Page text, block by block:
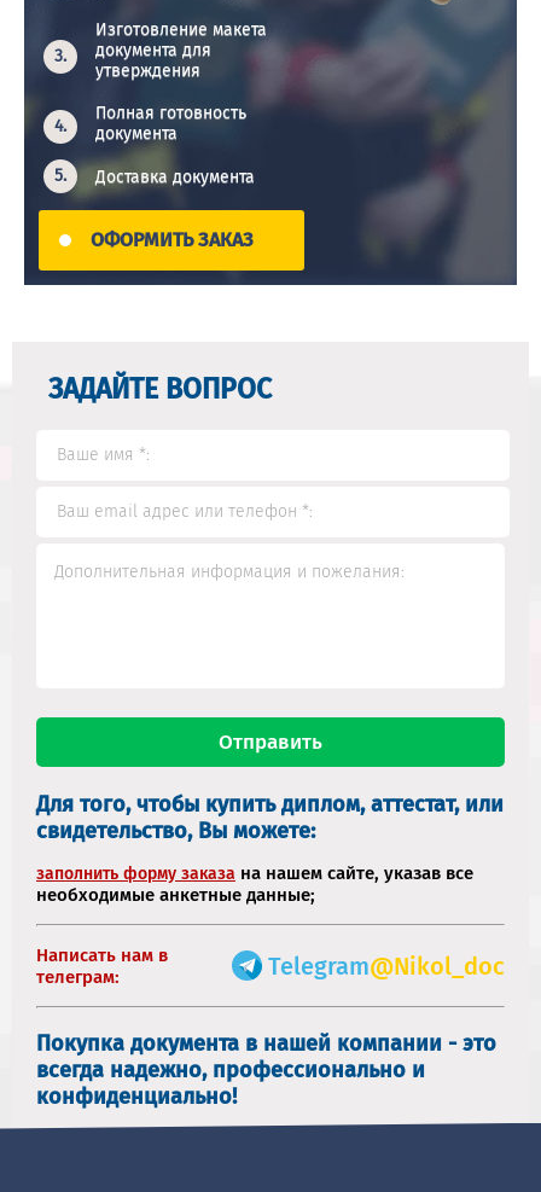
Изготовление макета
документа для
утверждения
Полная готовность
документа
Доставка документа
ОФОРМИТЬ ЗАКАЗ
ЗАДАЙТЕ ВОПРОС
Для того, чтобы купить диплом, аттестат, или
свидетельство, Вы можете:
заполнить форму заказа на нашем сайте, указав все
необходимые анкетные данные;
Написать нам в
телеграм:
Telegram@Nikol_doc
Покупка документа в нашей компании - это
всегда надежно, профессионально и
конфиденциально!